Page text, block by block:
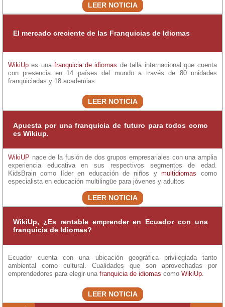
LEER NOTICIA
El mercado creciente de las Franquicias de Idiomas
WikiUp es una franquicia de idiomas de talla internacional que cuenta
con presencia en 14 países del mundo a través de 80 unidades
franquiciadas y 18 academias.
LEER NOTICIA
Apuesta por una franquicia de futuro para todos como
es Wikiup.
WikiUP nace de la fusión de dos grupos empresariales con una amplia
experiencia educativa en sus respectivos segmentos de edad.
KidsBrain como líder en educación de niños y multidiomas como
especialista en educación multilingüe para jóvenes y adultos
LEER NOTICIA
WikiUp, ¿Es rentable emprender en Ecuador con una
franquicia de Idiomas?
Ecuador cuenta con una ubicación geográfica privilegiada tanto
ambiental como cultural. Cualidades que son aprovechadas por
emprendedores para elegir una franquicia de idiomas como WikiUp.
LEER NOTICIA